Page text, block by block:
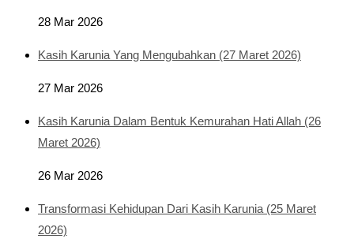
28 Mar 2026
Kasih Karunia Yang Mengubahkan (27 Maret 2026)
27 Mar 2026
Kasih Karunia Dalam Bentuk Kemurahan Hati Allah (26
Maret 2026)
26 Mar 2026
Transformasi Kehidupan Dari Kasih Karunia (25 Maret
2026)